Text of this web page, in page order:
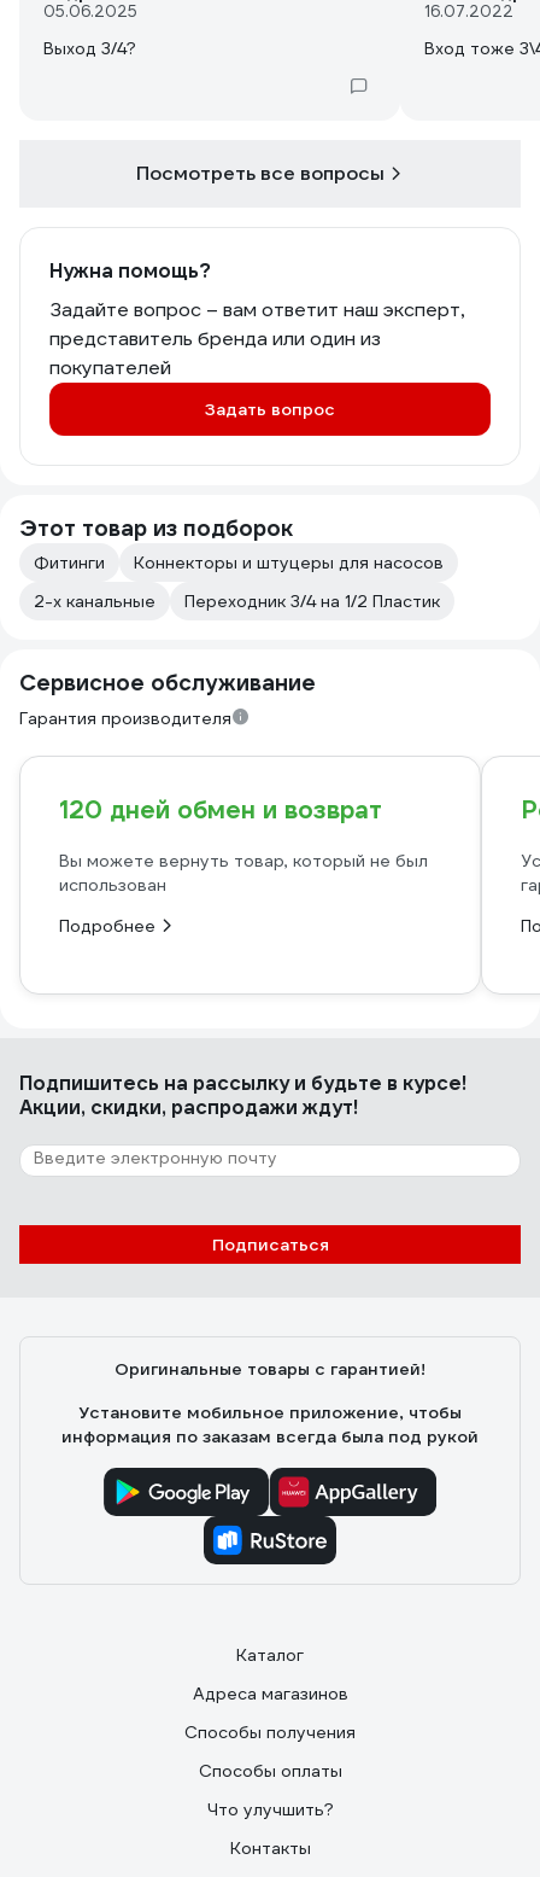
05.06.2025
Выход 3/4?
16.07.2022
Вход тоже
Посмотреть все вопросы
Нужна помощь?
Задайте вопрос – вам ответит наш эксперт,
представитель бренда или один из
покупателей
Задать вопрос
Этот товар из подборок
Фитинги
Коннекторы и штуцеры для насосов
2-х канальные
Переходник 3/4 на 1/2 Пластик
Сервисное обслуживание
Гарантия производителя
120 дней обмен и возврат
Вы можете вернуть товар, который не был
использован
Подробнее
Подпишитесь на рассылкуи будьте в курсе!
Акции, скидки, распродажи ждут!
Подписаться
Оригинальные товары с гарантией!
Установите мобильное приложение, чтобы
информация по заказам всегда была под рукой
Каталог
Адреса магазинов
Способы получения
Способы оплаты
Что улучшить?
Контакты